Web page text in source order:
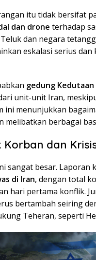
itu tidak bersifat
dan drone terhadap
dan negara
eskalasi serius
gedung Kedutaan
unit-unit Iran,
ini menunjukkan
melibatkan berbagai
dan
sangat besar.
di Iran, dengan total
hari pertama konflik.
bertambah seiring
Teheran, seperti